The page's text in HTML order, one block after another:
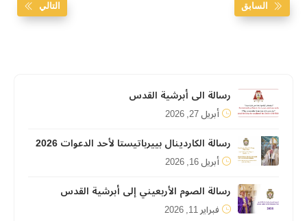
السابق التالي
رسالة الى أبرشية القدس
أبريل 27, 2026
رسالة الكاردينال بييرباتيستا لأحد الدعوات 2026
أبريل 16, 2026
رسالة الصوم الأربعيني إلى أبرشية القدس
فبراير 11, 2026